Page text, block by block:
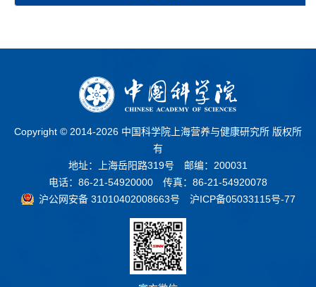
Copyright © 2014-2026 中国科学院上海营养与健康研究所 版权所
有
地址：上海岳阳路319号 邮编：200031
电话：86-21-54920000 传真：86-21-54920078
沪公网安备 31010402008663号
沪ICP备05033115号-77